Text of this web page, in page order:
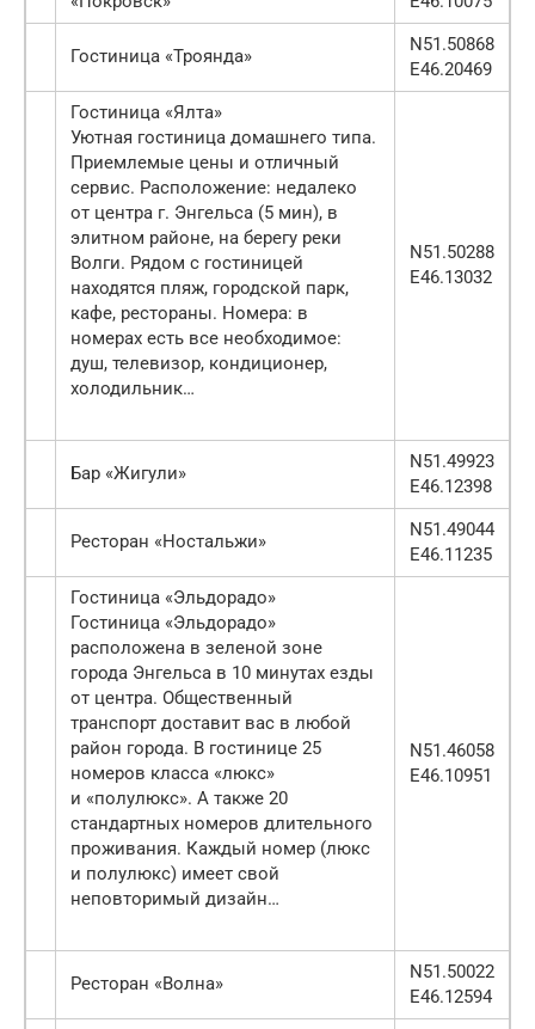
Гостиница «Троянда»
N51.50868
E46.20469
Гостиница «Ялта»
Уютная гостиница домашнего типа.
Приемлемые цены и отличный
сервис. Расположение: недалеко
от центра г. Энгельса (5 мин), в
элитном районе, на берегу реки
Волги. Рядом с гостиницей
находятся пляж, городской парк,
кафе, рестораны. Номера: в
номерах есть все необходимое:
душ, телевизор, кондиционер,
холодильник…
N51.50288
E46.13032
Бар «Жигули»
N51.49923
E46.12398
Ресторан «Ностальжи»
N51.49044
E46.11235
Гостиница «Эльдорадо»
Гостиница «Эльдорадо»
расположена в зеленой зоне
города Энгельса в 10 минутах езды
от центра. Общественный
транспорт доставит вас в любой
район города. В гостинице 25
номеров класса «люкс»
и «полулюкс». А также 20
стандартных номеров длительного
проживания. Каждый номер (люкс
и полулюкс) имеет свой
неповторимый дизайн…
N51.46058
E46.10951
Ресторан «Волна»
N51.50022
E46.12594